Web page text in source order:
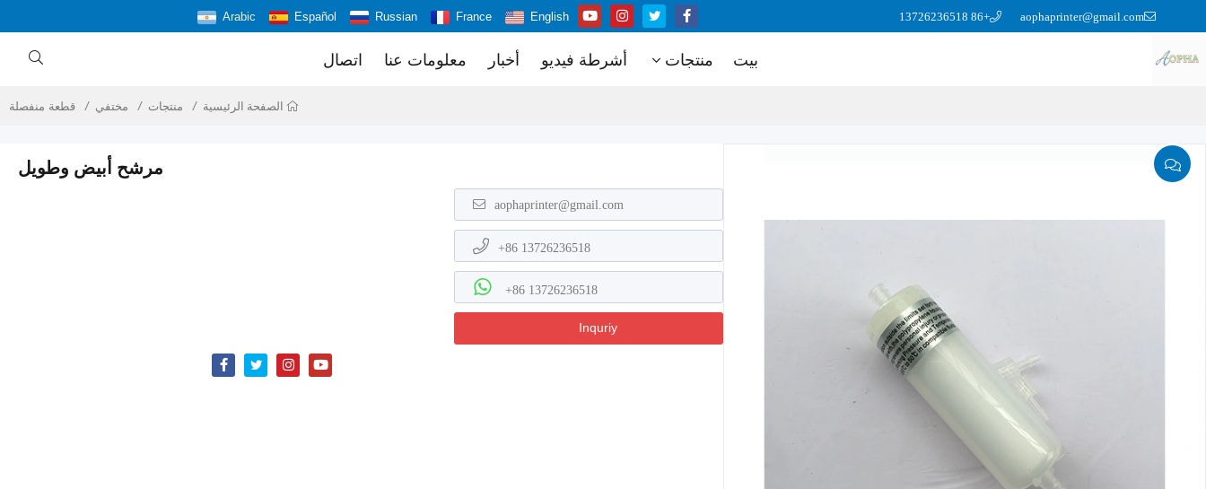
aophaprinter@gmail.com
+86 13726236518
English
France
Russian
Español
Arabic
بيت منتجات أشرطة فيديو أخبار معلومات عنا اتصال 
الصفحة الرئيسية منتجات مختفي قطعة منفصلة
مرشح أبيض وطويل
aophaprinter@gmail.com
+86 13726236518
+86 13726236518
Inquriy